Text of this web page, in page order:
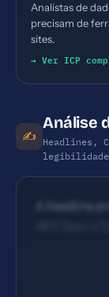
Analistas de
precisam de
sites.
→ Ver ICP
✍️
Análise
Headlines,
legibilidade
A headline
(ex.: tempo,
concreta em